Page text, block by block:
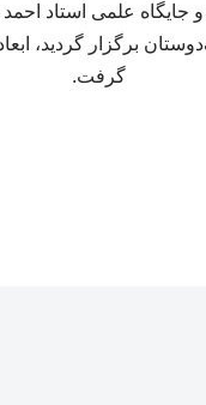
علمی استاد
برگزار گردید،
گرفت.